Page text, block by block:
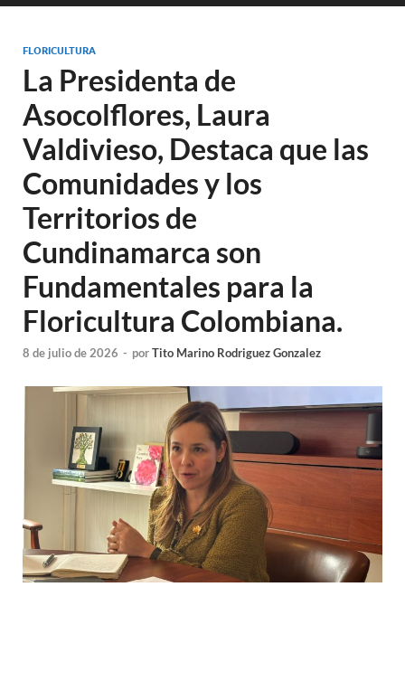
FLORICULTURA
La Presidenta de
Asocolflores, Laura
Valdivieso, Destaca que las
Comunidades y los
Territorios de
Cundinamarca son
Fundamentales para la
Floricultura Colombiana.
8 de julio de 2026 - porTito Marino Rodriguez Gonzalez